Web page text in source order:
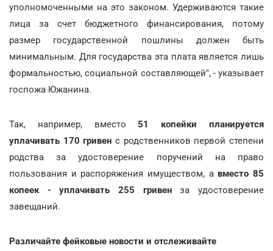
уполномоченными на это законом. Удерживаются такие
лица за счет бюджетного финансирования, потому
размер государственной пошлины должен быть
минимальным. Для государства эта плата является лишь
формальностью, социальной составляющей", - указывает
госпожа Южанина.
Так, например, вместо51 копейки планируется
уплачивать 170 гривен с родственников первой степени
родства за удостоверение поручений на право
пользования и распоряжения имуществом, а вместо 85
копеек - уплачивать 255 гривенза удостоверение
завещаний.
Различайте фейковые новости и отслеживайте